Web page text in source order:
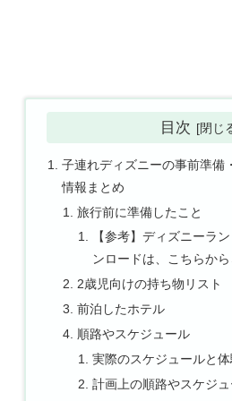
目次
子連れディズニーの事前準備
情報まとめ
旅行前に準備したこと
【参考】ディズニーラ
ンロードは、こちらから
2歳児向けの持ち物リスト
前泊したホテル
順路やスケジュール
実際のスケジュールと体
計画上の順路やスケジ